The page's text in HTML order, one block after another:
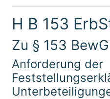
H B 153
Zu § 153 BewG
Anforderung der